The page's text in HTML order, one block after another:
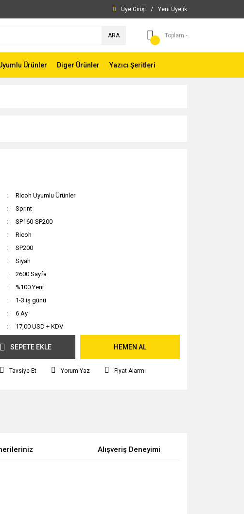
Üye Girişi / Yeni Üyelik
ARA Toplam -
Ürünler Diger Ürünler Yazıcı Şeritleri
Ricoh Uyumlu Ürünler
Sprint
SP160-SP200
Ricoh
SP200
Siyah
2600 Sayfa
%100 Yeni
1-3 iş günü
6 Ay
17,00 USD + KDV
SEPETE EKLE HEMEN AL
Tavsiye Et Yorum Yaz Fiyat Alarmı
Alışveriş Deneyimi